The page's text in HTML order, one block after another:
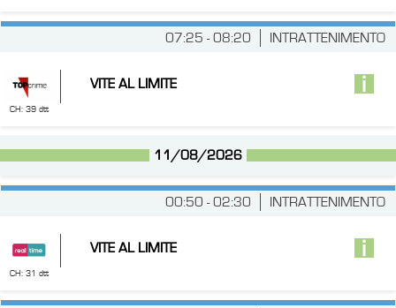
INTRATTENIMENTO
07:25 - 08:20
CH: 39 dtt
VITE AL LIMITE
11/08/2026
INTRATTENIMENTO
00:50 - 02:30
CH: 31 dtt
VITE AL LIMITE